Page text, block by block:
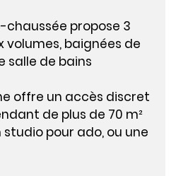
chaussée propose 3
volumes, baignées de
salle de bains
offre un accès discret
de plus de 70 m²
studio pour ado, ou une